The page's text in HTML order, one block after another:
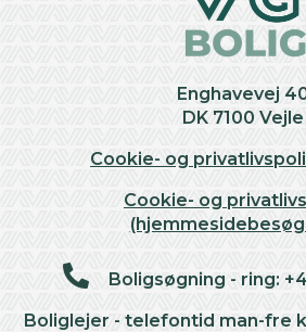
Enghavevej
DK 7100 Vejle
Cookie- og
Cookie- og
Boligsøgning - ring:
Boliglejer - telefontid man-fre